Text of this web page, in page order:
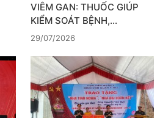
VIÊM GAN: THUỐC GIÚP
KIỂM SOÁT BỆNH,…
29/07/2026